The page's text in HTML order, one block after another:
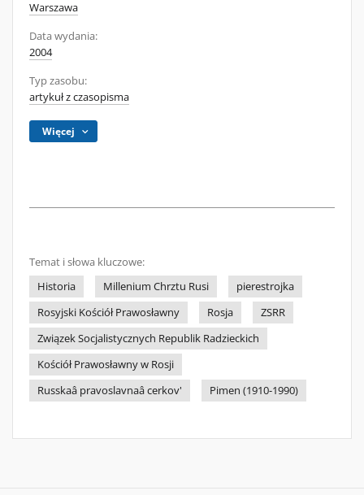
Warszawa
Data wydania:
2004
Typ zasobu:
artykuł z czasopisma
Więcej
Temat i słowa kluczowe:
Historia
Millenium Chrztu Rusi
pierestrojka
Rosyjski Kościół Prawosławny
Rosja
ZSRR
Związek Socjalistycznych Republik Radzieckich
Kościół Prawosławny w Rosji
Russkaâ pravoslavnaâ cerkov'
Pimen (1910-1990)